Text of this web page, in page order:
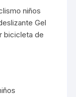
niños
Gel
bicicleta de